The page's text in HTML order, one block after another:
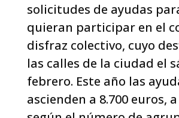
solicitudes de ayudas
quieran participar en el
disfraz colectivo, cuyo
las calles de la ciudad el
febrero. Este año las
ascienden a 8.700 euros,